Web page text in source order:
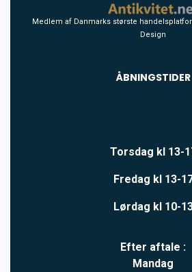
Medlem af Danmarks største
Design
ÅBNINGSTIDER
Torsdag kl 13-
Fredag kl 13-
Lørdag kl 10-
Efter aftale :
Mandag